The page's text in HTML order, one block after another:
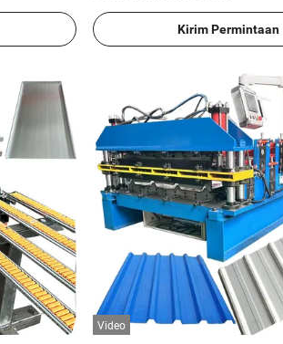
Kirim Permintaan
Video